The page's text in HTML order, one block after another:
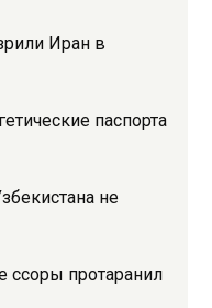
Иран в
паспорта
не
ссоры протаранил